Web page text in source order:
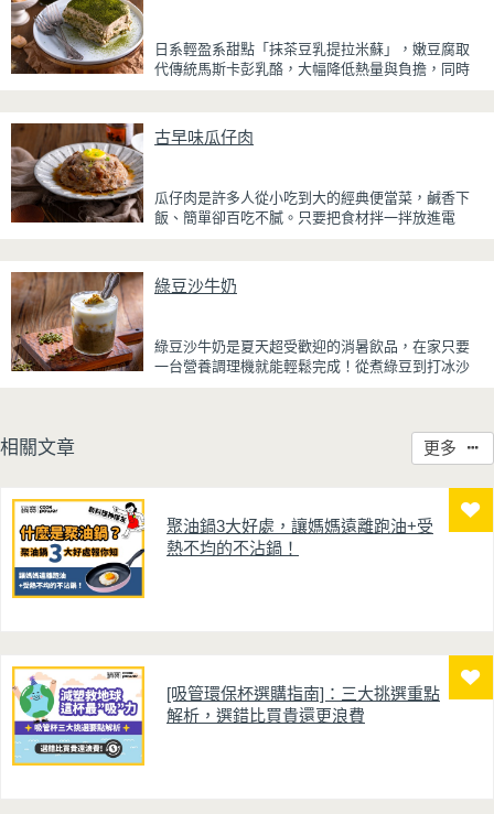
配冰涼啤酒更是絕配！無論是父親節、聚會或宵夜
時光，在家就能輕鬆端出美味下酒菜。
日系輕盈系甜點「抹茶豆乳提拉米蘇」，嫩豆腐取
代傳統馬斯卡彭乳酪，大幅降低熱量與負擔，同時
厚重，搭配帶微苦茶香的抹茶與香氣濃郁的黃豆
粉，甜而不膩，層次更加豐富。
吃到淡淡的茶香。相較於傳統提拉米蘇，這款更清
爽、更低負擔，無論是下午茶、飯後甜點，或是正
古早味瓜仔肉
瓜仔肉是許多人從小吃到大的經典便當菜，鹹香下
飯、簡單卻百吃不膩。只要把食材拌一拌放進電
蒸好的瓜仔肉鮮嫩多汁，絞肉吸飽脆瓜醬汁的甘甜
滿濃濃古早味，帶便當、配稀飯、配白飯都好吃，
讓人忍不住多扒好幾口飯，是一道簡單又美味的經
綠豆沙牛奶
綠豆沙牛奶是夏天超受歡迎的消暑飲品，在家只要
一台營養調理機就能輕鬆完成！從煮綠豆到打冰沙
先把綠豆煮到綿密鬆軟，再攪打成綠豆沙，最後跟
牛奶混合均勻就完成~口感細緻滑順，入口帶有綠豆
相關文章 更多
聚油鍋3大好處，讓媽媽遠離跑油+受
熱不均的不沾鍋！
[吸管環保杯選購指南]：三大挑選重點
解析，選錯比買貴還更浪費